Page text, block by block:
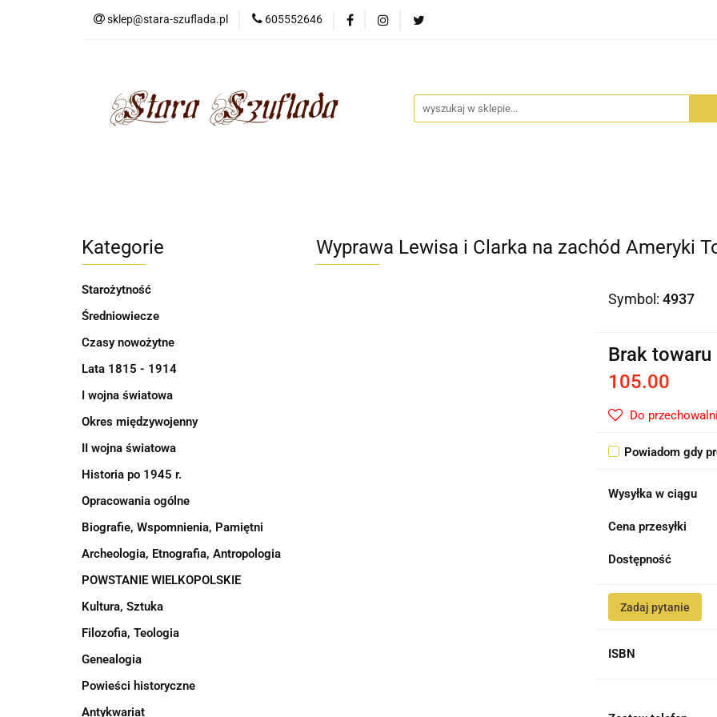
sklep@stara-szuflada.pl 605552646
NOWOŚCI STARA SZUFLADA
Kategorie
Starożytność
Średniowiecze
Czasy nowożytne
Lata 1815 - 1914
I wojna światowa
Okres międzywojenny
II wojna światowa
Historia po 1945 r.
Opracowania ogólne
Biografie, Wspomnienia, Pamiętni
Archeologia, Etnografia, Antropologia
POWSTANIE WIELKOPOLSKIE
Kultura, Sztuka
Filozofia, Teologia
Genealogia
Powieści historyczne
Antykwariat
Wyprawa Lewisa i Clarka na zachód Ameryki
Symbol:4937
Brak towaru
105.00
Do przechowalni
Powiadom gdy
Wysyłka w ciągu
Cena przesyłki
Dostępność
Zadaj pytanie
ISBN